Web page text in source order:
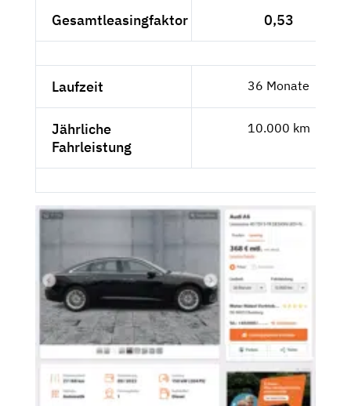
Gesamtleasingfaktor 0,53
Laufzeit 36 Monate
Jährliche
Fahrleistung
10.000 km